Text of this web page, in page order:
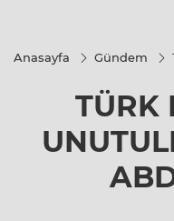
Anasayfa Gündem
TÜRK